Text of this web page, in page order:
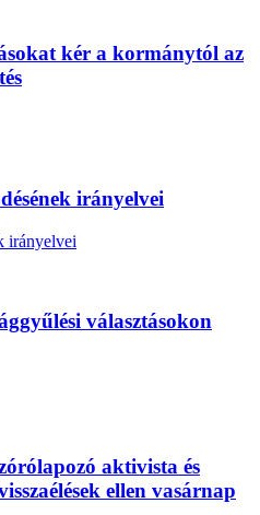
kér a kormánytól az
irányelvei
irányelvei
választásokon
aktivista és
ellen vasárnap